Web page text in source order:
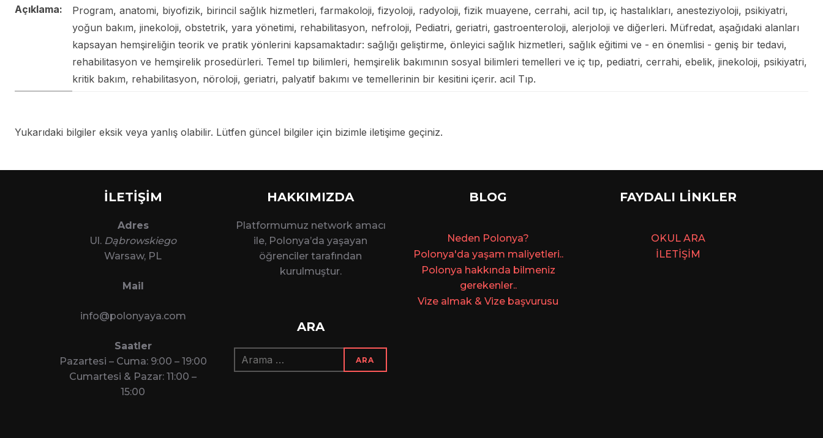
Açıklama:
Program, anatomi, biyofizik, birincil sağlık hizmetleri, farmakoloji, fizyoloji, radyoloji, fizik muayene, cerrahi, acil tıp, iç hastalıkları, anesteziyoloji, psikiyatri,
yoğun bakım, jinekoloji, obstetrik, yara yönetimi, rehabilitasyon, nefroloji, Pediatri, geriatri, gastroenteroloji, alerjoloji ve diğerleri. Müfredat, aşağıdaki alanları
kapsayan hemşireliğin teorik ve pratik yönlerini kapsamaktadır: sağlığı geliştirme, önleyici sağlık hizmetleri, sağlık eğitimi ve - en önemlisi - geniş bir tedavi,
rehabilitasyon ve hemşirelik prosedürleri. Temel tıp bilimleri, hemşirelik bakımının sosyal bilimleri temelleri ve iç tıp, pediatri, cerrahi, ebelik, jinekoloji, psikiyatri,
kritik bakım, rehabilitasyon, nöroloji, geriatri, palyatif bakımı ve temellerinin bir kesitini içerir. acil Tıp.
Yukarıdaki bilgiler eksik veya yanlış olabilir. Lütfen güncel bilgiler için bizimle iletişime geçiniz.
İLETİŞİM
Adres
Ul. Dąbrowskiego
Warsaw, PL
Mail
info@polonyaya.com
Saatler
Pazartesi – Cuma: 9:00 – 19:00
Cumartesi & Pazar: 11:00 –
15:00
HAKKIMIZDA
Platformumuz network amacı
ile, Polonya’da yaşayan
öğrenciler tarafından
kurulmuştur.
ARA
Arama: ARA
BLOG
Neden Polonya?
Polonya'da yaşam maliyetleri..
Polonya hakkında bilmeniz
gerekenler..
Vize almak & Vize başvurusu
FAYDALI LİNKLER
OKUL ARA
İLETİŞİM